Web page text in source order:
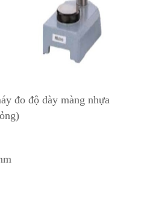
đo độ dày màng nhựa